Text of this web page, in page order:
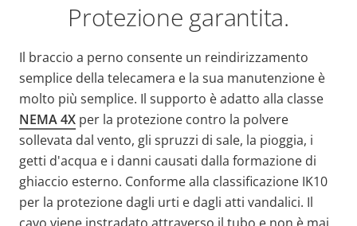
Protezione garantita.
Il braccio a perno consente un reindirizzamento
semplice della telecamera e la sua manutenzione è
molto più semplice. Il supporto è adatto alla classe
NEMA 4X per la protezione contro la polvere
sollevata dal vento, gli spruzzi di sale, la pioggia, i
getti d'acqua e i danni causati dalla formazione di
ghiaccio esterno. Conforme alla classificazione IK10
per la protezione dagli urti e dagli atti vandalici. Il